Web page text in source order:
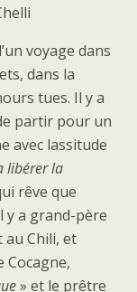
voyage dans
dans la
tues. Il y a
partir pour un
avec lassitude
libérer la
rêve que
y a grand-père
Chili, et
Cocagne,
» et le prêtre